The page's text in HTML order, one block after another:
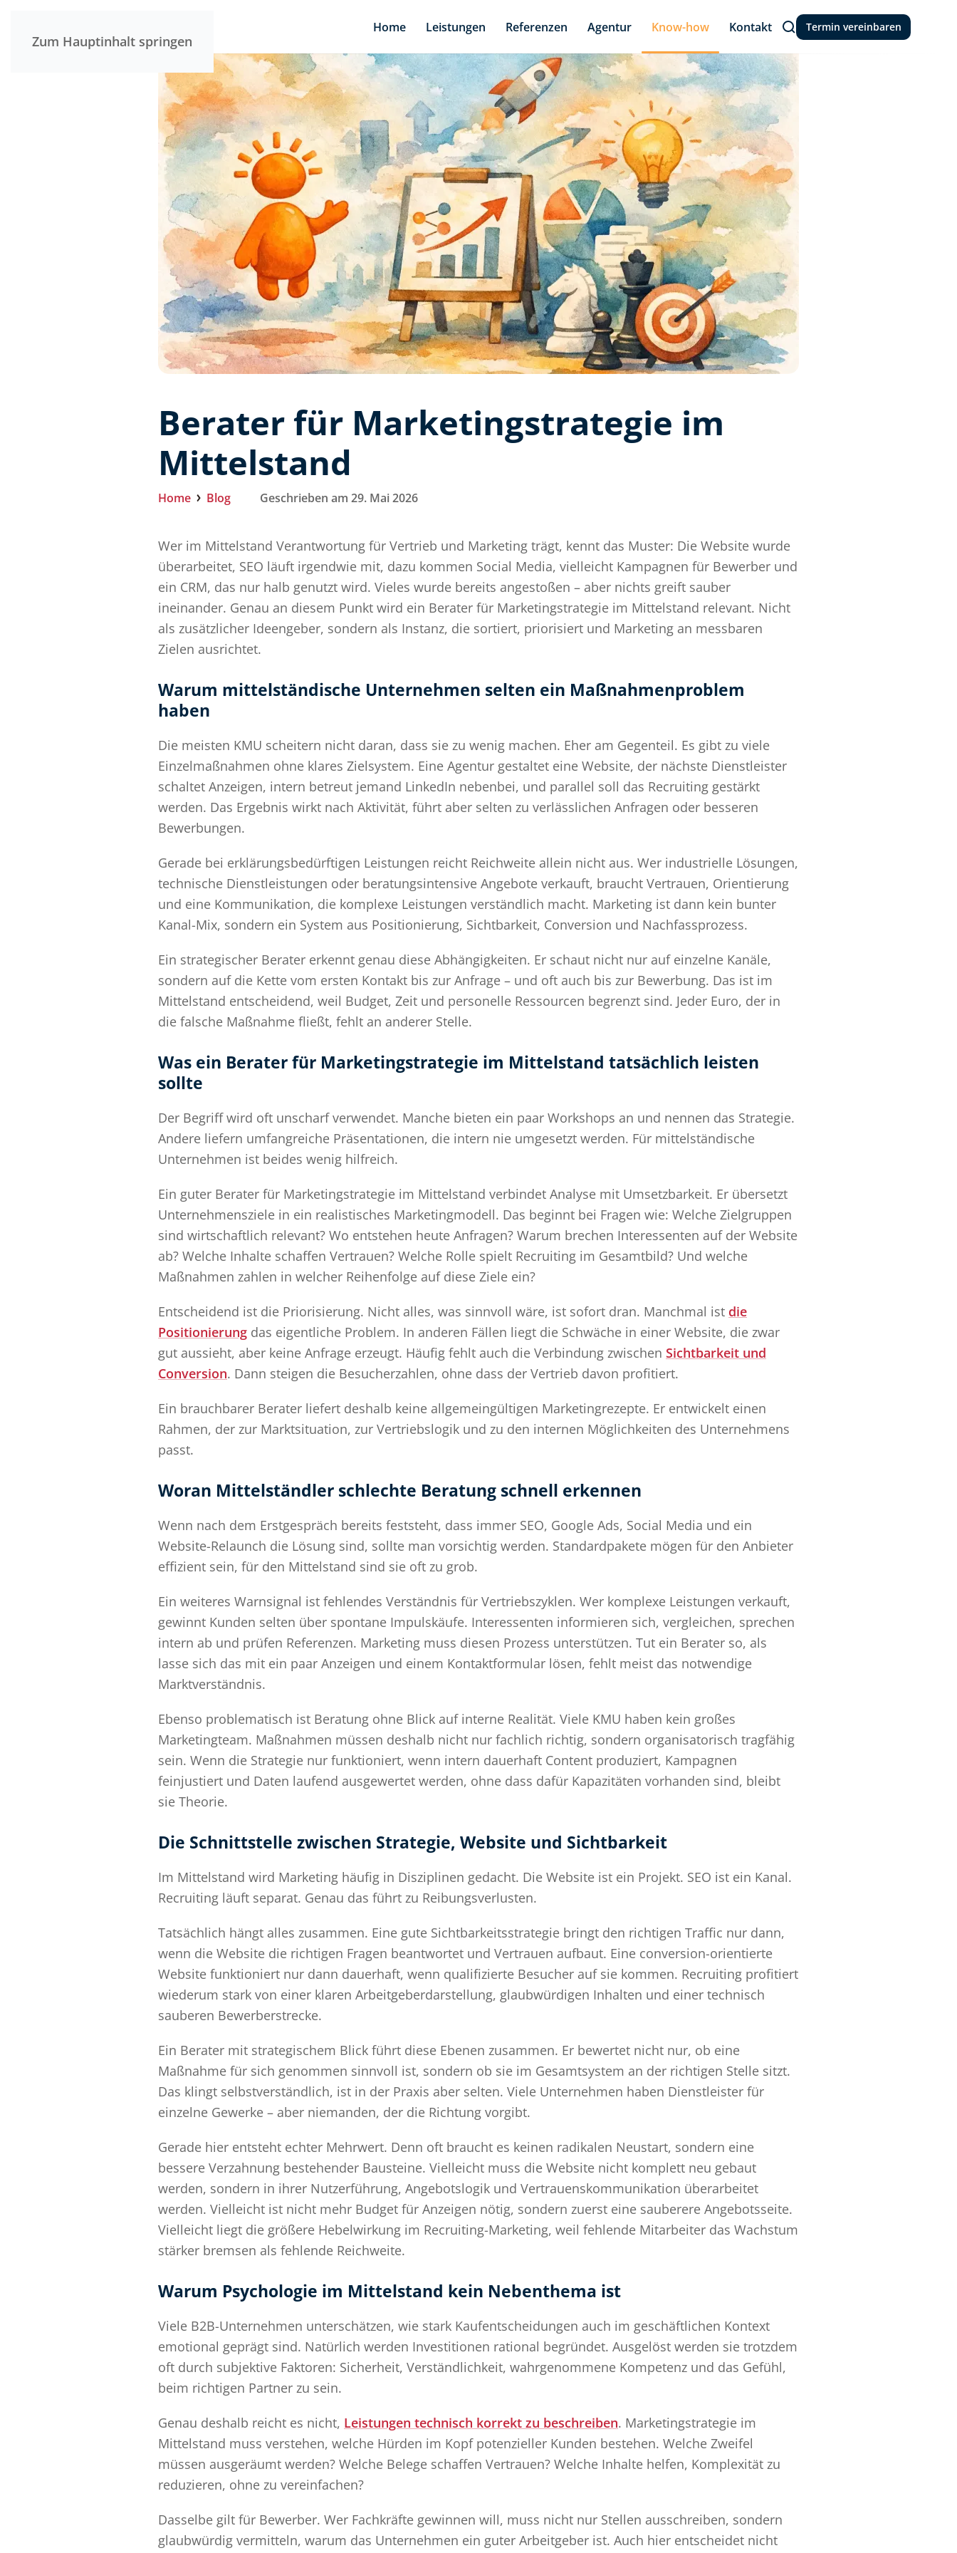
Zum Hauptinhalt springen
Home Leistungen Referenzen Agentur Know-how Kontakt Termin vereinbaren
Berater für Marketingstrategie im
Mittelstand
Home Blog Geschrieben am 29. Mai 2026
Wer im Mittelstand Verantwortung für Vertrieb und Marketing trägt, kennt das Muster: Die Website wurde
überarbeitet, SEO läuft irgendwie mit, dazu kommen Social Media, vielleicht Kampagnen für Bewerber und
ein CRM, das nur halb genutzt wird. Vieles wurde bereits angestoßen – aber nichts greift sauber
ineinander. Genau an diesem Punkt wird ein Berater für Marketingstrategie im Mittelstand relevant. Nicht
als zusätzlicher Ideengeber, sondern als Instanz, die sortiert, priorisiert und Marketing an messbaren
Zielen ausrichtet.
Warum mittelständische Unternehmen selten ein Maßnahmenproblem
haben
Die meisten KMU scheitern nicht daran, dass sie zu wenig machen. Eher am Gegenteil. Es gibt zu viele
Einzelmaßnahmen ohne klares Zielsystem. Eine Agentur gestaltet eine Website, der nächste Dienstleister
schaltet Anzeigen, intern betreut jemand LinkedIn nebenbei, und parallel soll das Recruiting gestärkt
werden. Das Ergebnis wirkt nach Aktivität, führt aber selten zu verlässlichen Anfragen oder besseren
Bewerbungen.
Gerade bei erklärungsbedürftigen Leistungen reicht Reichweite allein nicht aus. Wer industrielle Lösungen,
technische Dienstleistungen oder beratungsintensive Angebote verkauft, braucht Vertrauen, Orientierung
und eine Kommunikation, die komplexe Leistungen verständlich macht. Marketing ist dann kein bunter
Kanal-Mix, sondern ein System aus Positionierung, Sichtbarkeit, Conversion und Nachfassprozess.
Ein strategischer Berater erkennt genau diese Abhängigkeiten. Er schaut nicht nur auf einzelne Kanäle,
sondern auf die Kette vom ersten Kontakt bis zur Anfrage – und oft auch bis zur Bewerbung. Das ist im
Mittelstand entscheidend, weil Budget, Zeit und personelle Ressourcen begrenzt sind. Jeder Euro, der in
die falsche Maßnahme fließt, fehlt an anderer Stelle.
Was ein Berater für Marketingstrategie im Mittelstand tatsächlich leisten
sollte
Der Begriff wird oft unscharf verwendet. Manche bieten ein paar Workshops an und nennen das Strategie.
Andere liefern umfangreiche Präsentationen, die intern nie umgesetzt werden. Für mittelständische
Unternehmen ist beides wenig hilfreich.
Ein guter Berater für Marketingstrategie im Mittelstand verbindet Analyse mit Umsetzbarkeit. Er übersetzt
Unternehmensziele in ein realistisches Marketingmodell. Das beginnt bei Fragen wie: Welche Zielgruppen
sind wirtschaftlich relevant? Wo entstehen heute Anfragen? Warum brechen Interessenten auf der Website
ab? Welche Inhalte schaffen Vertrauen? Welche Rolle spielt Recruiting im Gesamtbild? Und welche
Maßnahmen zahlen in welcher Reihenfolge auf diese Ziele ein?
Entscheidend ist die Priorisierung. Nicht alles, was sinnvoll wäre, ist sofort dran. Manchmal ist die
Positionierung das eigentliche Problem. In anderen Fällen liegt die Schwäche in einer Website, die zwar
gut aussieht, aber keine Anfrage erzeugt. Häufig fehlt auch die Verbindung zwischen Sichtbarkeit und
Conversion. Dann steigen die Besucherzahlen, ohne dass der Vertrieb davon profitiert.
Ein brauchbarer Berater liefert deshalb keine allgemeingültigen Marketingrezepte. Er entwickelt einen
Rahmen, der zur Marktsituation, zur Vertriebslogik und zu den internen Möglichkeiten des Unternehmens
passt.
Woran Mittelständler schlechte Beratung schnell erkennen
Wenn nach dem Erstgespräch bereits feststeht, dass immer SEO, Google Ads, Social Media und ein
Website-Relaunch die Lösung sind, sollte man vorsichtig werden. Standardpakete mögen für den Anbieter
effizient sein, für den Mittelstand sind sie oft zu grob.
Ein weiteres Warnsignal ist fehlendes Verständnis für Vertriebszyklen. Wer komplexe Leistungen verkauft,
gewinnt Kunden selten über spontane Impulskäufe. Interessenten informieren sich, vergleichen, sprechen
intern ab und prüfen Referenzen. Marketing muss diesen Prozess unterstützen. Tut ein Berater so, als
lasse sich das mit ein paar Anzeigen und einem Kontaktformular lösen, fehlt meist das notwendige
Marktverständnis.
Ebenso problematisch ist Beratung ohne Blick auf interne Realität. Viele KMU haben kein großes
Marketingteam. Maßnahmen müssen deshalb nicht nur fachlich richtig, sondern organisatorisch tragfähig
sein. Wenn die Strategie nur funktioniert, wenn intern dauerhaft Content produziert, Kampagnen
feinjustiert und Daten laufend ausgewertet werden, ohne dass dafür Kapazitäten vorhanden sind, bleibt
sie Theorie.
Die Schnittstelle zwischen Strategie, Website und Sichtbarkeit
Im Mittelstand wird Marketing häufig in Disziplinen gedacht. Die Website ist ein Projekt. SEO ist ein Kanal.
Recruiting läuft separat. Genau das führt zu Reibungsverlusten.
Tatsächlich hängt alles zusammen. Eine gute Sichtbarkeitsstrategie bringt den richtigen Traffic nur dann,
wenn die Website die richtigen Fragen beantwortet und Vertrauen aufbaut. Eine conversion-orientierte
Website funktioniert nur dann dauerhaft, wenn qualifizierte Besucher auf sie kommen. Recruiting profitiert
wiederum stark von einer klaren Arbeitgeberdarstellung, glaubwürdigen Inhalten und einer technisch
sauberen Bewerberstrecke.
Ein Berater mit strategischem Blick führt diese Ebenen zusammen. Er bewertet nicht nur, ob eine
Maßnahme für sich genommen sinnvoll ist, sondern ob sie im Gesamtsystem an der richtigen Stelle sitzt.
Das klingt selbstverständlich, ist in der Praxis aber selten. Viele Unternehmen haben Dienstleister für
einzelne Gewerke – aber niemanden, der die Richtung vorgibt.
Gerade hier entsteht echter Mehrwert. Denn oft braucht es keinen radikalen Neustart, sondern eine
bessere Verzahnung bestehender Bausteine. Vielleicht muss die Website nicht komplett neu gebaut
werden, sondern in ihrer Nutzerführung, Angebotslogik und Vertrauenskommunikation überarbeitet
werden. Vielleicht ist nicht mehr Budget für Anzeigen nötig, sondern zuerst eine sauberere Angebotsseite.
Vielleicht liegt die größere Hebelwirkung im Recruiting-Marketing, weil fehlende Mitarbeiter das Wachstum
stärker bremsen als fehlende Reichweite.
Warum Psychologie im Mittelstand kein Nebenthema ist
Viele B2B-Unternehmen unterschätzen, wie stark Kaufentscheidungen auch im geschäftlichen Kontext
emotional geprägt sind. Natürlich werden Investitionen rational begründet. Ausgelöst werden sie trotzdem
oft durch subjektive Faktoren: Sicherheit, Verständlichkeit, wahrgenommene Kompetenz und das Gefühl,
beim richtigen Partner zu sein.
Genau deshalb reicht es nicht, Leistungen technisch korrekt zu beschreiben. Marketingstrategie im
Mittelstand muss verstehen, welche Hürden im Kopf potenzieller Kunden bestehen. Welche Zweifel
müssen ausgeräumt werden? Welche Belege schaffen Vertrauen? Welche Inhalte helfen, Komplexität zu
reduzieren, ohne zu vereinfachen?
Dasselbe gilt für Bewerber. Wer Fachkräfte gewinnen will, muss nicht nur Stellen ausschreiben, sondern
glaubwürdig vermitteln, warum das Unternehmen ein guter Arbeitgeber ist. Auch hier entscheidet nicht